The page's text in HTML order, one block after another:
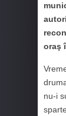
oraş
nu-i